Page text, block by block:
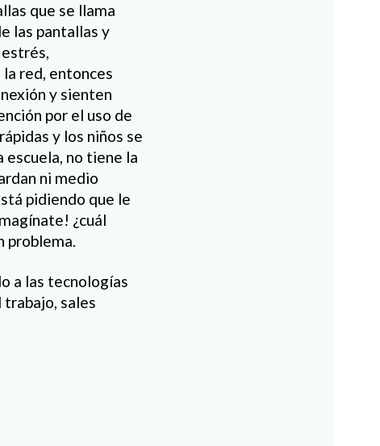
que se llama
las pantallas y
red, entonces
y sienten
por el uso de
y los niños se
escuela, no tiene la
ni medio
pidiendo que le
¿cuál
problema.
a las tecnologías
sales